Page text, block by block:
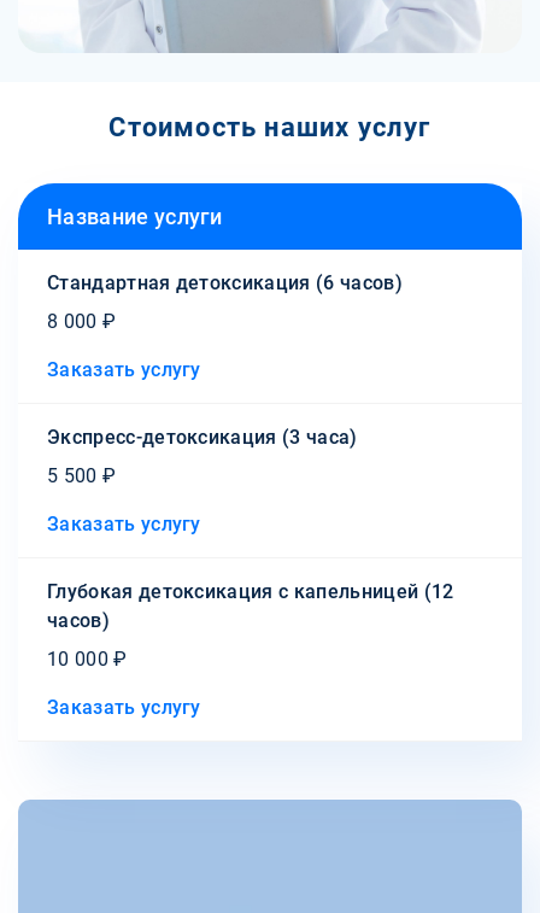
Стоимость наших услуг
Название услуги
Стандартная детоксикация (6 часов)
8 000 ₽
Заказать услугу
Экспресс-детоксикация (3 часа)
5 500 ₽
Заказать услугу
Глубокая детоксикация с капельницей (12
часов)
10 000 ₽
Заказать услугу